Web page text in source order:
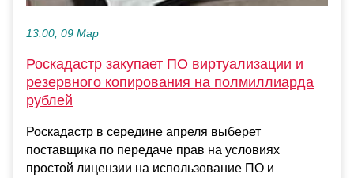
13:00, 09 Мар
Роскадастр закупает ПО виртуализации и
резервного копирования на полмиллиарда
рублей
Роскадастр в середине апреля выберет
поставщика по передаче прав на условиях
простой лицензии на использование ПО и